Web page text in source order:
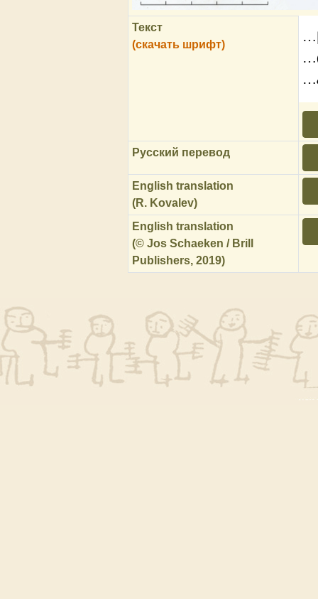
Текст
(скачать шрифт)
Русский перевод
English translation
(R. Kovalev)
English translation
(© Jos Schaeken / Brill
Publishers, 2019)